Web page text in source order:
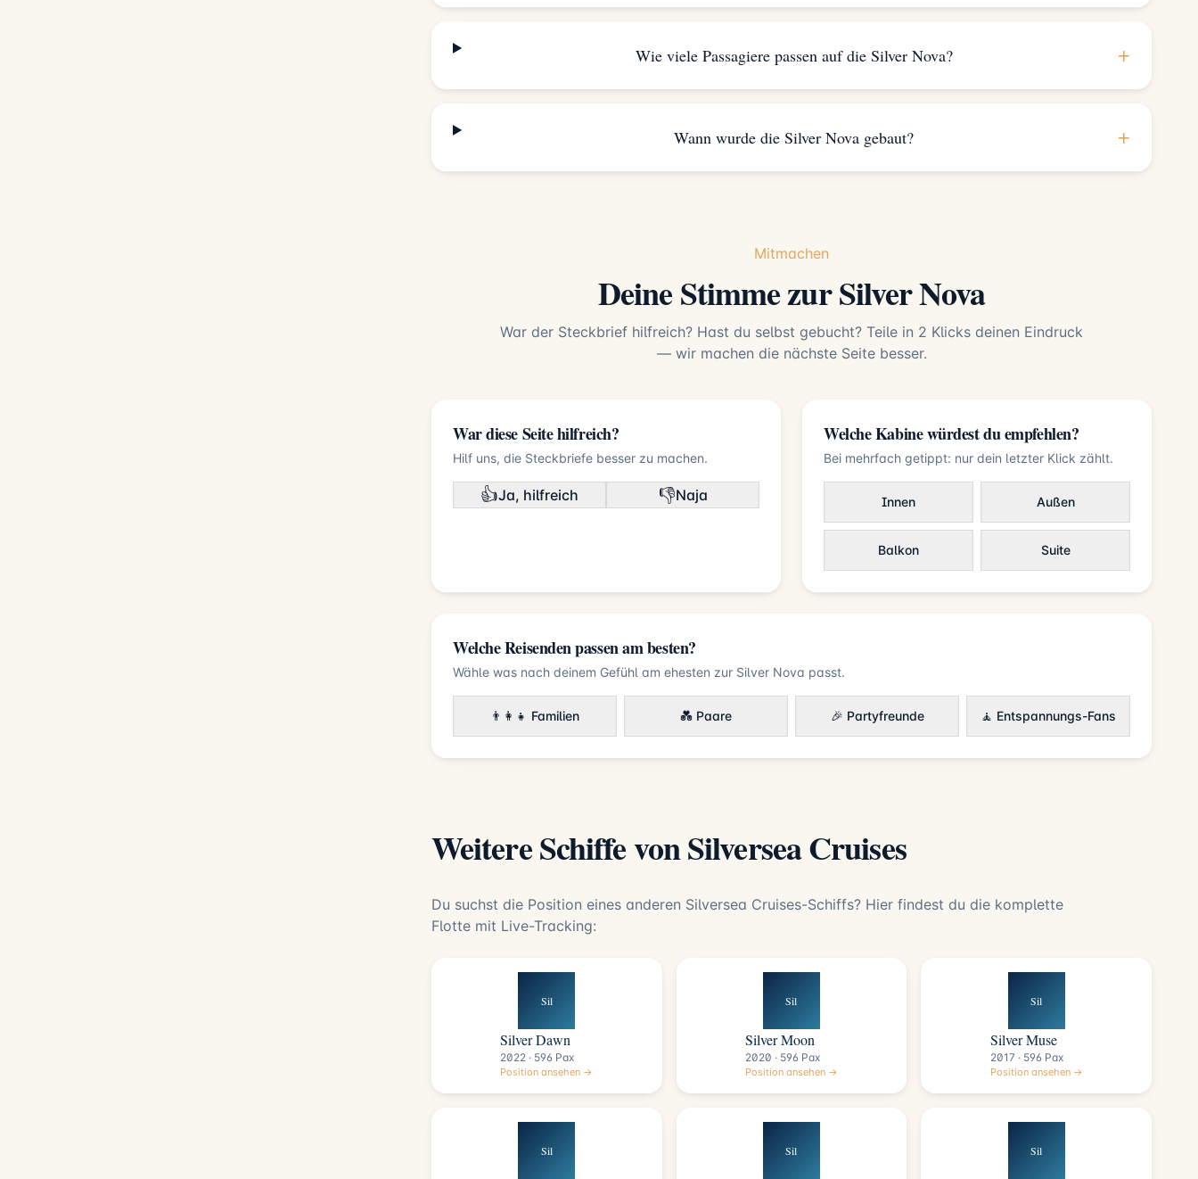
Wie viele Passagiere passen auf die Silver Nova? +
Wann wurde die Silver Nova gebaut? +
Mitmachen
Deine Stimme zur Silver Nova
War der Steckbrief hilfreich? Hast du selbst gebucht? Teile in 2 Klicks deinen Eindruck
— wir machen die nächste Seite besser.
War diese Seite hilfreich?
Hilf uns, die Steckbriefe besser zu machen.
👍Ja, hilfreich 👎Naja
Welche Kabine würdest du empfehlen?
Bei mehrfach getippt: nur dein letzter Klick zählt.
Innen Außen
Balkon Suite
Welche Reisenden passen am besten?
Wähle was nach deinem Gefühl am ehesten zur Silver Nova passt.
👨‍👩‍👧 Familien 💑 Paare 🎉 Partyfreunde 🧘 Entspannungs-Fans
Weitere Schiffe von Silversea Cruises
Du suchst die Position eines anderen Silversea Cruises-Schiffs? Hier findest du die komplette
Flotte mit Live-Tracking:
Sil
Silver Dawn
2022 · 596 Pax
Position ansehen →
Sil
Silver Moon
2020 · 596 Pax
Position ansehen →
Sil
Silver Muse
2017 · 596 Pax
Position ansehen →
Sil Sil Sil